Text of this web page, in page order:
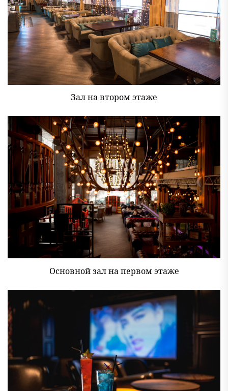
Зал на втором этаже
Основной зал на первом этаже